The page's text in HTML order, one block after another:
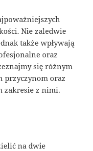
Nie zaledwie
także wpływają
oraz
się różnym
przyczynom oraz
zakresie z nimi.
na dwie